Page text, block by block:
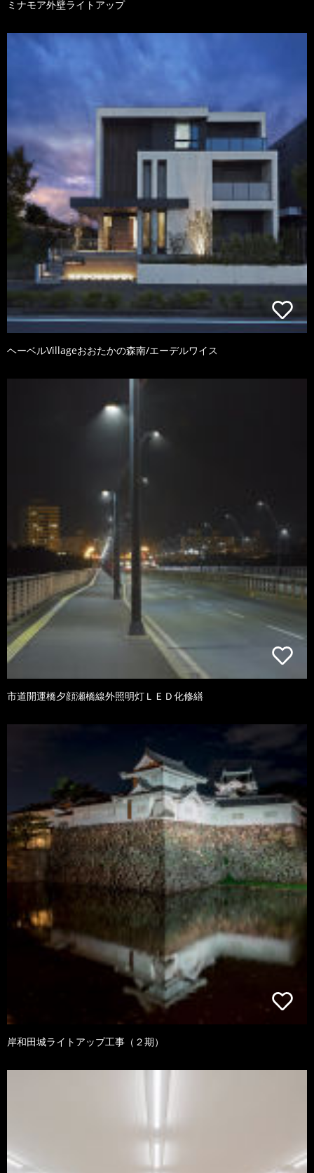
ミナモア外壁ライトアップ
ヘーベルVillageおおたかの森南/エーデルワイス
市道開運橋夕顔瀬橋線外照明灯ＬＥＤ化修繕
岸和田城ライトアップ工事（２期）